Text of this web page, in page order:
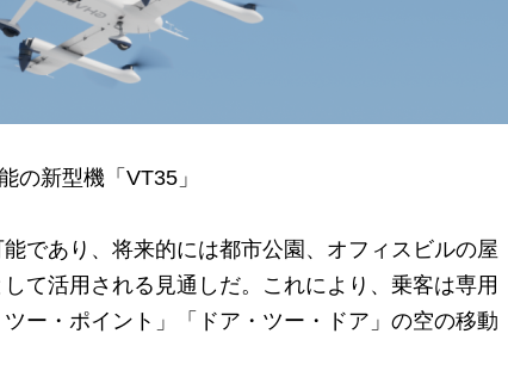
の新型機「VT35」
であり、将来的には都市公園、オフィスビルの屋
て活用される見通しだ。これにより、乗客は専用
ー・ポイント」「ドア・ツー・ドア」の空の移動